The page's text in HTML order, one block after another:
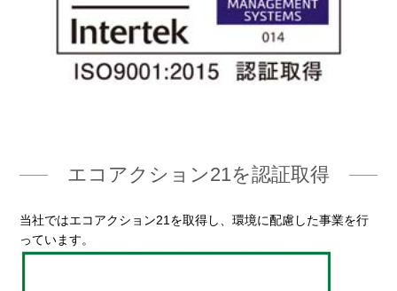
エコアクション21を認証取得
当社ではエコアクション21を取得し、環境に配慮した事業を行
っています。